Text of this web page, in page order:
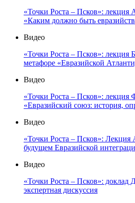
«Точки Роста – Псков»: лекция
«Каким должно быть
Видео
«Точки Роста – Псков»: лекция
метафоре «Евразийской
Видео
«Точки Роста – Псков»: лекция
«Евразийский союз: история,
Видео
«Точки Роста – Псков»: Лекция
будущем Евразийской
Видео
«Точки Роста – Псков»: доклад
экспертная дискуссия